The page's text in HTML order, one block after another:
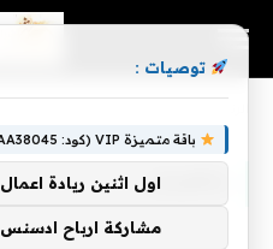
يتغيران
توصيات :
باقة متميزة VIP (كود: AA38045):
اول اثنين ريادة اعمال
مشاركة ارباح ادسنس